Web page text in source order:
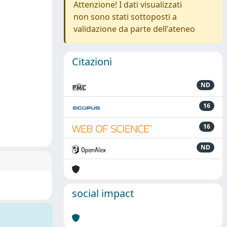
Attenzione! I dati visualizzati
non sono stati sottoposti a
validazione da parte dell'ateneo
Citazioni
ND
16
16
ND
social impact